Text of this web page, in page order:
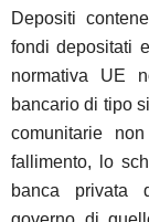
Depositi
fondi depositati
normativa UE
bancario di tipo
comunitarie
fallimento, lo
banca privata